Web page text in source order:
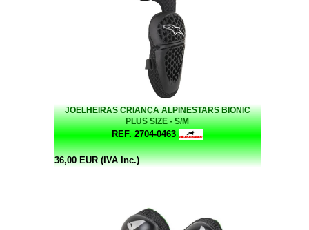
JOELHEIRAS CRIANÇA ALPINESTARS BIONIC
PLUS SIZE - S/M
REF. 2704-0463
36,00 EUR (IVA Inc.)